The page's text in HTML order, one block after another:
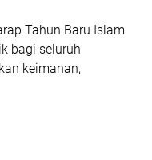
Tahun Baru Islam
bagi seluruh
keimanan,